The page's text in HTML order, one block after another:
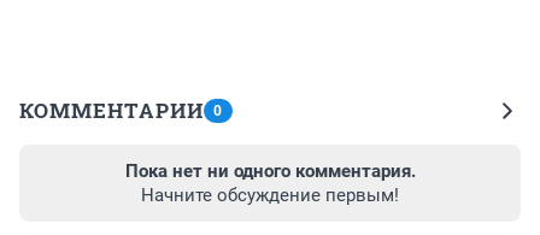
КОММЕНТАРИИ 0
Пока нет ни одного комментария.
Начните обсуждение первым!